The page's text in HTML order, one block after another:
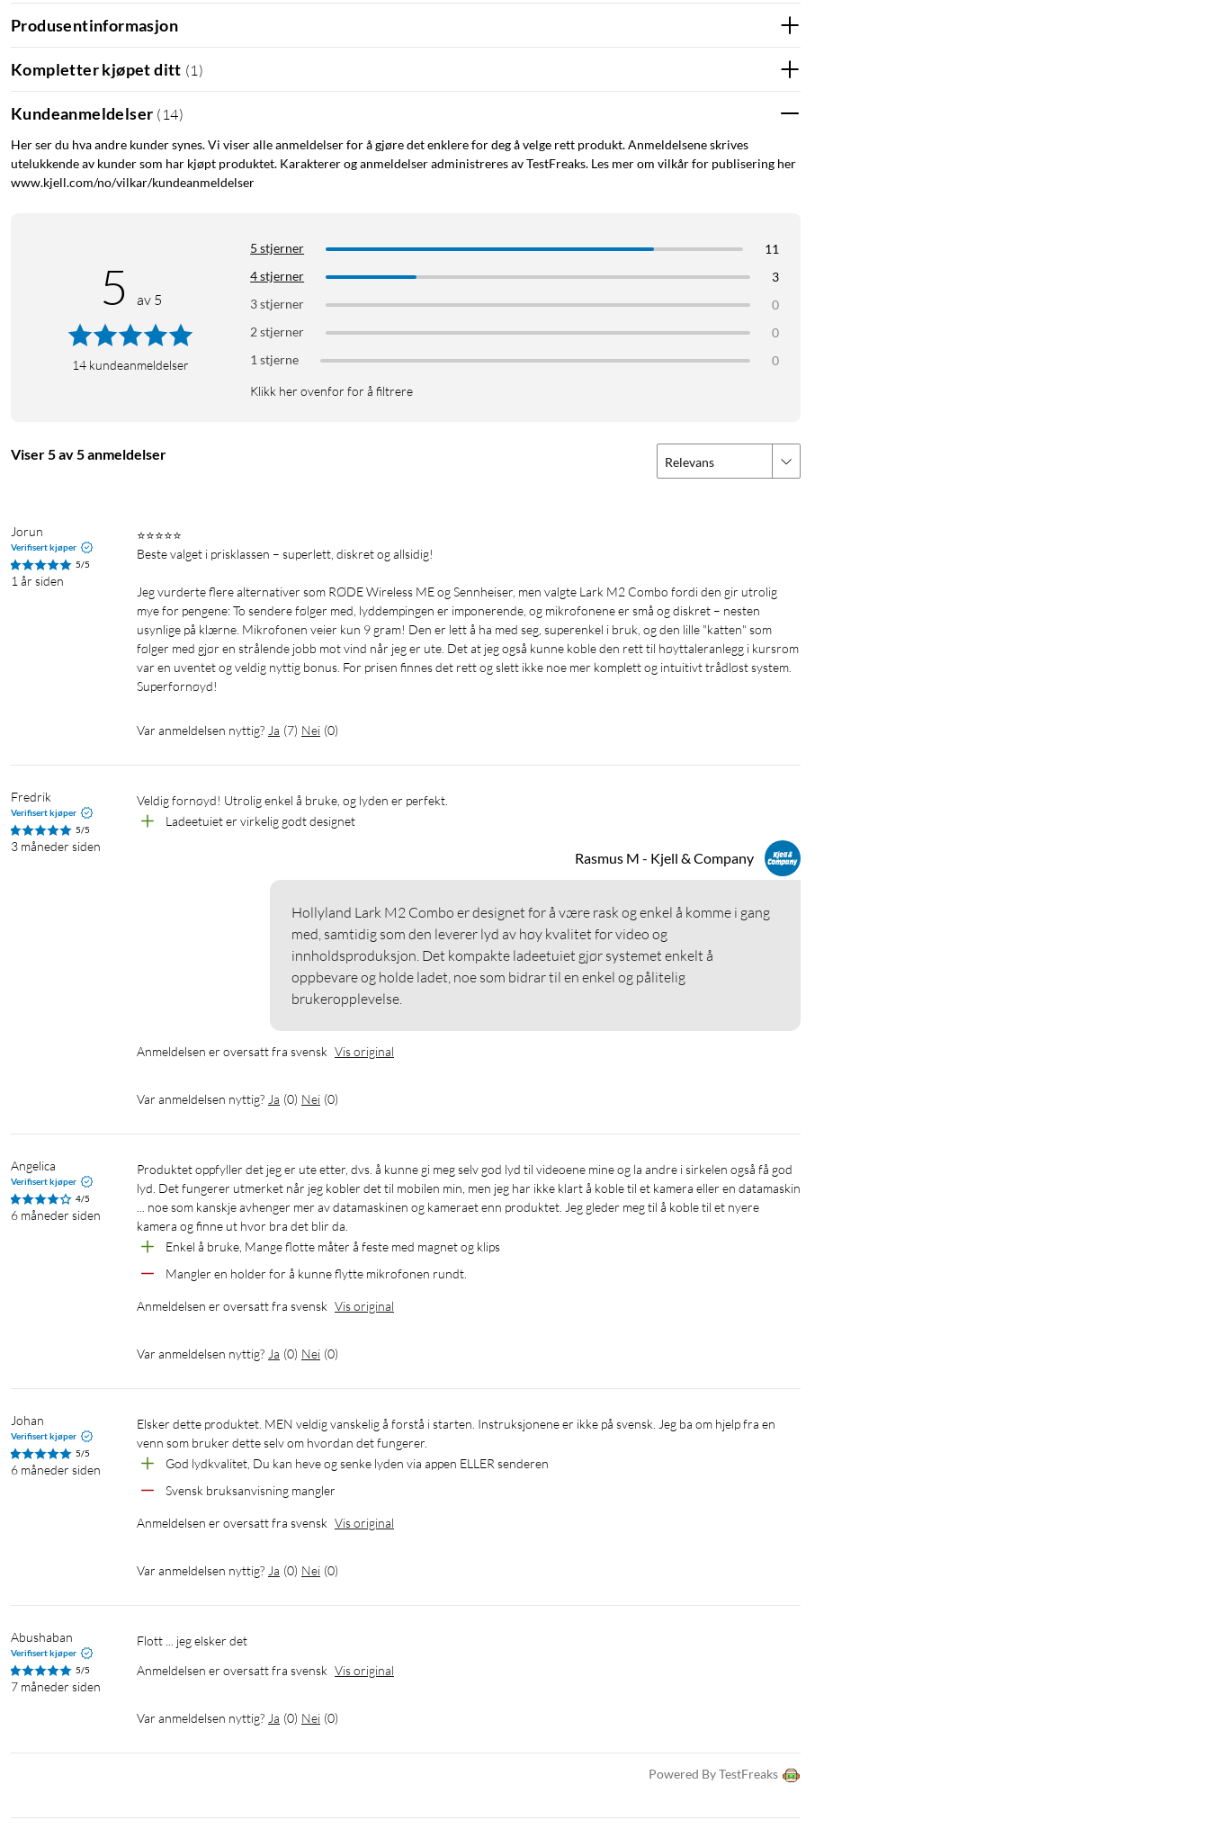
Produsentinformasjon
Kompletter kjøpet ditt (1 )
Kundeanmeldelser ( 14)
Her ser du hva andre kunder synes. Vi viser alle anmeldelser for å gjøre det enklere for deg å velge rett produkt. Anmeldelsene skrives
utelukkende av kunder som har kjøpt produktet. Karakterer og anmeldelser administreres av TestFreaks. Les mer om vilkår for publisering her
www.kjell.com/no/vilkar/kundeanmeldelser
5 av 5
14 kundeanmeldelser
5 stjerner
11
4 stjerner
3
3 stjerner
0
2 stjerner
0
1 stjerne
0
Klikk her ovenfor for å filtrere
Viser 5 av 5 anmeldelser Relevans
Jorun
Verifisert kjøper
5/5
1 år siden
⭐️⭐️⭐️⭐️⭐️
Beste valget i prisklassen – superlett, diskret og allsidig!
Jeg vurderte flere alternativer som RØDE Wireless ME og Sennheiser, men valgte Lark M2 Combo fordi den gir utrolig
mye for pengene: To sendere følger med, lyddempingen er imponerende, og mikrofonene er små og diskret – nesten
usynlige på klærne. Mikrofonen veier kun 9 gram! Den er lett å ha med seg, superenkel i bruk, og den lille "katten" som
følger med gjør en strålende jobb mot vind når jeg er ute. Det at jeg også kunne koble den rett til høyttaleranlegg i kursrom
var en uventet og veldig nyttig bonus. For prisen finnes det rett og slett ikke noe mer komplett og intuitivt trådløst system.
Var anmeldelsen nyttig? Ja (7) Nei (0)
Fredrik
Verifisert kjøper
5/5
3 måneder siden
Veldig fornøyd! Utrolig enkel å bruke, og lyden er perfekt.
Ladeetuiet er virkelig godt designet
Rasmus M - Kjell & Company
Hollyland Lark M2 Combo er designet for å være rask og enkel å komme i gang
med, samtidig som den leverer lyd av høy kvalitet for video og
innholdsproduksjon. Det kompakte ladeetuiet gjør systemet enkelt å
oppbevare og holde ladet, noe som bidrar til en enkel og pålitelig
brukeropplevelse.
Anmeldelsen er oversatt fra svensk Vis original
Var anmeldelsen nyttig? Ja (0) Nei (0)
Angelica
Verifisert kjøper
4/5
6 måneder siden
Produktet oppfyller det jeg er ute etter, dvs. å kunne gi meg selv god lyd til videoene mine og la andre i sirkelen også få god
lyd. Det fungerer utmerket når jeg kobler det til mobilen min, men jeg har ikke klart å koble til et kamera eller en datamaskin
... noe som kanskje avhenger mer av datamaskinen og kameraet enn produktet. Jeg gleder meg til å koble til et nyere
kamera og finne ut hvor bra det blir da.
Enkel å bruke, Mange flotte måter å feste med magnet og klips
Mangler en holder for å kunne flytte mikrofonen rundt.
Anmeldelsen er oversatt fra svensk Vis original
Var anmeldelsen nyttig? Ja (0) Nei (0)
Johan
Verifisert kjøper
5/5
6 måneder siden
Elsker dette produktet. MEN veldig vanskelig å forstå i starten. Instruksjonene er ikke på svensk. Jeg ba om hjelp fra en
venn som bruker dette selv om hvordan det fungerer.
God lydkvalitet, Du kan heve og senke lyden via appen ELLER senderen
Svensk bruksanvisning mangler
Anmeldelsen er oversatt fra svensk Vis original
Var anmeldelsen nyttig? Ja (0) Nei (0)
Abushaban
Verifisert kjøper
5/5
7 måneder siden
Flott ... jeg elsker det
Anmeldelsen er oversatt fra svensk Vis original
Var anmeldelsen nyttig? Ja (0) Nei (0)
Powered By TestFreaks